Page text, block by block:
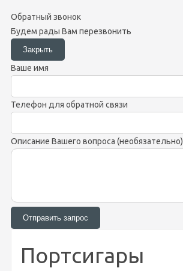
Обратный звонок
Будем рады Вам перезвонить
Ваше имя
Телефон для обратной связи
Описание Вашего вопроса (необязательно)
Портсигары